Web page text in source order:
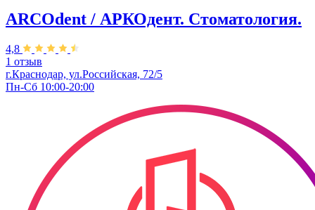
ARCOdent / АРКОдент. Стоматология.
4,8
1 отзыв
г.Краснодар, ул.Российская, 72/5
Пн-Сб 10:00-20:00